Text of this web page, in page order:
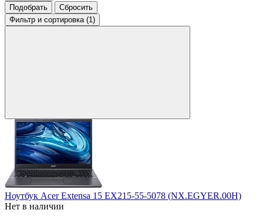
Подобрать
Сбросить
Фильтр и сортировка (1)
Ноутбук Acer Extensa 15 EX215-55-5078 (NX.EGYER.00H)
Нет в наличии